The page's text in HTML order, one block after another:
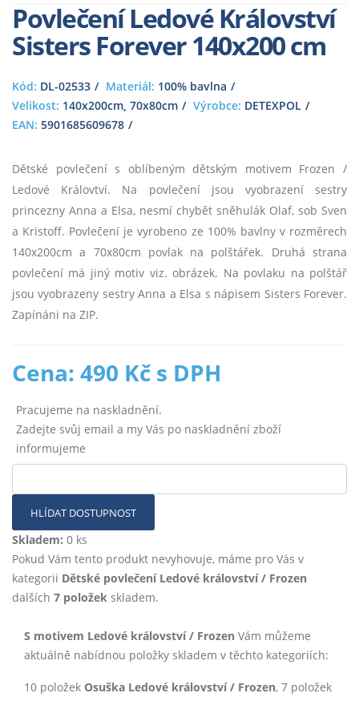
Povlečení Ledové Království
Sisters Forever 140x200 cm
Kód: DL-02533 Materiál: 100% bavlna
Velikost: 140x200cm, 70x80cm Výrobce: DETEXPOL
EAN: 5901685609678
Dětské povlečení s oblíbeným dětským motivem Frozen /
Ledové Královtví. Na povlečení jsou vyobrazení sestry
princezny Anna a Elsa, nesmí chybět sněhulák Olaf, sob Sven
a Kristoff. Povlečení je vyrobeno ze 100% bavlny v rozměrech
140x200cm a 70x80cm povlak na polštářek. Druhá strana
povlečení má jiný motiv viz. obrázek. Na povlaku na polštář
jsou vyobrazeny sestry Anna a Elsa s nápisem Sisters Forever.
Zapínáni na ZIP.
Cena: 490 Kč s DPH
Pracujeme na naskladnění.
Zadejte svůj email a my Vás po naskladnění zboží
informujeme
HLÍDAT DOSTUPNOST
Skladem: 0 ks
Pokud Vám tento produkt nevyhovuje, máme pro Vás v
kategorii Dětské povlečení Ledové království / Frozen
dalších 7 položek skladem.
S motivem Ledové království / Frozen Vám můžeme
aktuálně nabídnou položky skladem v těchto kategoriích:
10 položek Osuška Ledové království / Frozen, 7 položek